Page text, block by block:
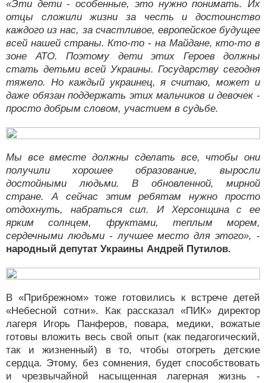
«Эти дети - особенные, это нужно понимать. Их
отцы сложили жизни за честь и достоинство
каждого из нас, за счастливое, европейское будущее
всей нашей страны. Кто-то - на Майдане, кто-то в
зоне АТО. Поэтому дети этих Героев должны
стать детьми всей Украины. Государству сегодня
тяжело. Но каждый украинец, я считаю, может и
даже обязан поддержать этих мальчиков и девочек -
просто добрым словом, участием в судьбе.
Мы все вместе должны сделать все, чтобы они
получили хорошее образование, выросли
достойными людьми. В обновленной, мирной
стране. А сейчас этим ребятам нужно просто
отдохнуть, набраться сил. И Херсонщина с ее
ярким солнцем, фруктами, теплым морем,
сердечными людьми - лучшее место для этого», -
народный депутат Украины Андрей Путилов.
В «Прибрежном» тоже готовились к встрече детей
«Небесной сотни». Как рассказал «ПИК» директор
лагеря Игорь Панферов, повара, медики, вожатые
готовы вложить весь свой опыт (как педагогический,
так и жизненный) в то, чтобы отогреть детские
сердца. Этому, без сомнения, будет способствовать
и чрезвычайной насыщенная лагерная жизнь -